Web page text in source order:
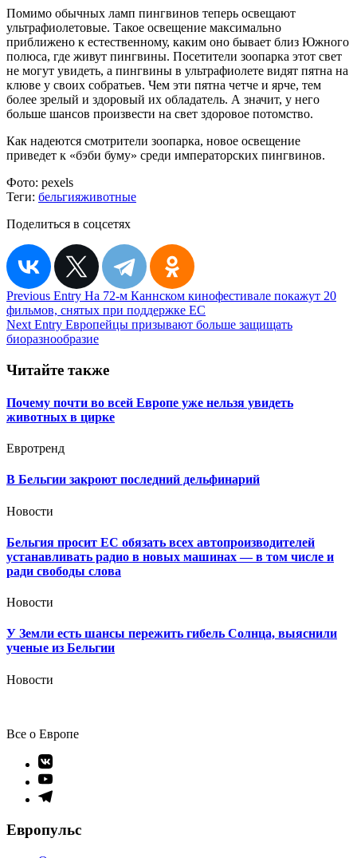
Помимо обычных ламп пингвинов теперь освещают
ультрафиолетовые. Такое освещение максимально
приближено к естественному, каким оно бывает близ Южного
полюса, где живут пингвины. Посетители зоопарка этот свет
не могут увидеть, а пингвины в ультрафиолете видят пятна на
клюве у своих собратьев. Чем эти пятна четче и ярче, тем
более зрелый и здоровый их обладатель. А значит, у него
больше шансов произвести на свет здоровое потомство.
Как надеются смотрители зоопарка, новое освещение
приведет к «бэби буму» среди императорских пингвинов.
Фото: pexels
Теги: бельгияживотные
Поделиться в соцсетях
Навигация
по
записям
Previous Entry На 72-м Каннском кинофестивале покажут 20
фильмов, снятых при поддержке ЕС
Next Entry Европейцы призывают больше защищать
биоразнообразие
Читайте также
Почему почти во всей Европе уже нельзя увидеть
животных в цирке
Евротренд
В Бельгии закроют последний дельфинарий
Новости
Бельгия просит ЕС обязать всех автопроизводителей
устанавливать радио в новых машинах — в том числе и
ради свободы слова
Новости
У Земли есть шансы пережить гибель Солнца, выяснили
ученые из Бельгии
Новости
Все о Европе
Элемент
меню
Элемент
меню
Элемент
Европульс